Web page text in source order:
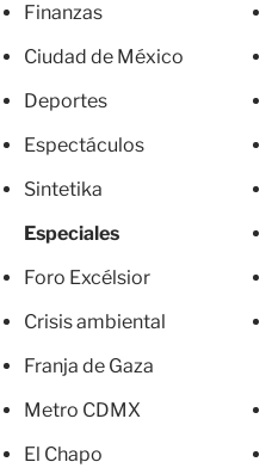
Finanzas
Ciudad de México
Deportes
Espectáculos
Sintetika
Especiales
Foro Excélsior
Crisis ambiental
Franja de Gaza
Metro CDMX
El Chapo